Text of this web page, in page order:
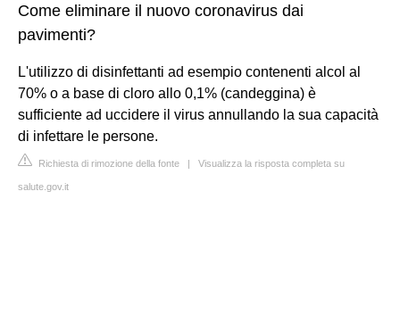
Come eliminare il nuovo coronavirus dai
pavimenti?
L'utilizzo di disinfettanti ad esempio contenenti alcol al
70% o a base di cloro allo 0,1% (candeggina) è
sufficiente ad uccidere il virus annullando la sua capacità
di infettare le persone.
Richiesta di rimozione della fonte | Visualizza la risposta completa su
salute.gov.it